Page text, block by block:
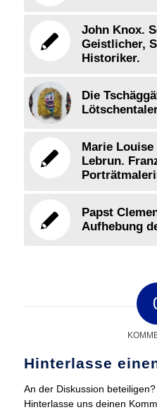
John Knox.
Geistlicher,
Historiker.
Die
Marie
Lebrun.
Papst
Aufhebung
Hinterlasse
An der Diskussion beteiligen?
Hinterlasse uns deinen